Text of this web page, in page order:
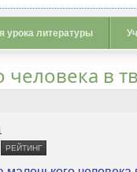
урока литературы
в